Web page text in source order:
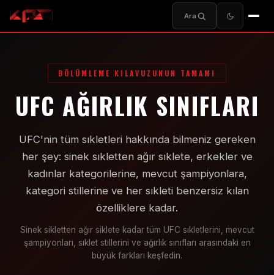
Ara
BÖLÜMLEME KILAVUZUNUN TAMAMI
UFC AĞIRLIK SINIFLARI
UFC'nin tüm sıkletleri hakkında bilmeniz gereken
her şey: sinek sıkletten ağır sıklete, erkekler ve
kadınlar kategorilerine, mevcut şampiyonlara,
kategori stillerine ve her sıkleti benzersiz kılan
özelliklere kadar.
Sinek sikletten ağır siklete kadar tüm UFC sıkletlerini, mevcut
şampiyonları, sıklet stillerini ve ağırlık sınıfları arasındaki en
büyük farkları keşfedin.